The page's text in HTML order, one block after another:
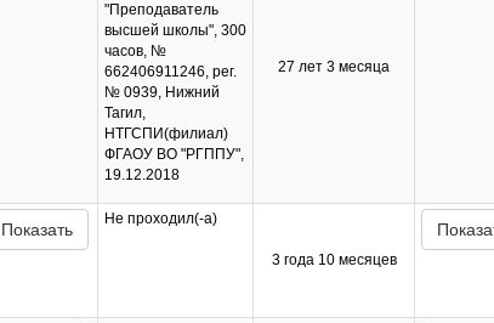
"Преподаватель
высшей школы", 300
часов, №
662406911246, рег.
№ 0939, Нижний
Тагил,
НТГСПИ(филиал)
ФГАОУ ВО "РГППУ",
19.12.2018
27 лет 3 месяца
Показать
Не проходил(-а)
3 года 10 месяцев